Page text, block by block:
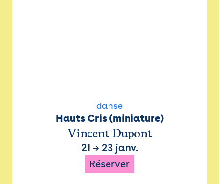
danse
Hauts Cris (miniature)
Vincent Dupont
21 → 23 janv.
Réserver